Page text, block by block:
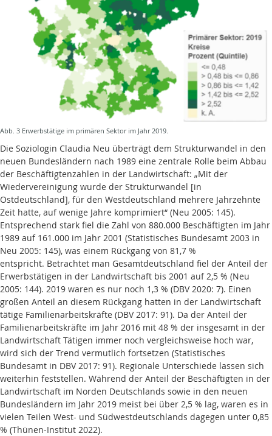
Abb. 3 Erwerbstätige im primären Sektor im Jahr 2019.
Die Soziologin Claudia Neu überträgt dem Strukturwandel in den
neuen Bundesländern nach 1989 eine zentrale Rolle beim Abbau
der Beschäftigtenzahlen in der Landwirtschaft: „Mit der
Wiedervereinigung wurde der Strukturwandel [in
Ostdeutschland], für den Westdeutschland mehrere Jahrzehnte
Zeit hatte, auf wenige Jahre komprimiert“ (Neu 2005: 145).
Entsprechend stark fiel die Zahl von 880.000 Beschäftigten im Jahr
1989 auf 161.000 im Jahr 2001 (Statistisches Bundesamt 2003 in
Neu 2005: 145), was einem Rückgang von 81,7 %
entspricht. Betrachtet man Gesamtdeutschland fiel der Anteil der
Erwerbstätigen in der Landwirtschaft bis 2001 auf 2,5 % (Neu
2005: 144). 2019 waren es nur noch 1,3 % (DBV 2020: 7). Einen
großen Anteil an diesem Rückgang hatten in der Landwirtschaft
tätige Familienarbeitskräfte (DBV 2017: 91). Da der Anteil der
Familienarbeitskräfte im Jahr 2016 mit 48 % der insgesamt in der
Landwirtschaft Tätigen immer noch vergleichsweise hoch war,
wird sich der Trend vermutlich fortsetzen (Statistisches
Bundesamt in DBV 2017: 91). Regionale Unterschiede lassen sich
weiterhin feststellen. Während der Anteil der Beschäftigten in der
Landwirtschaft im Norden Deutschlands sowie in den neuen
Bundesländern im Jahr 2019 meist bei über 2,5 % lag, waren es in
vielen Teilen West- und Südwestdeutschlands dagegen unter 0,85
% (Thünen-Institut 2022).